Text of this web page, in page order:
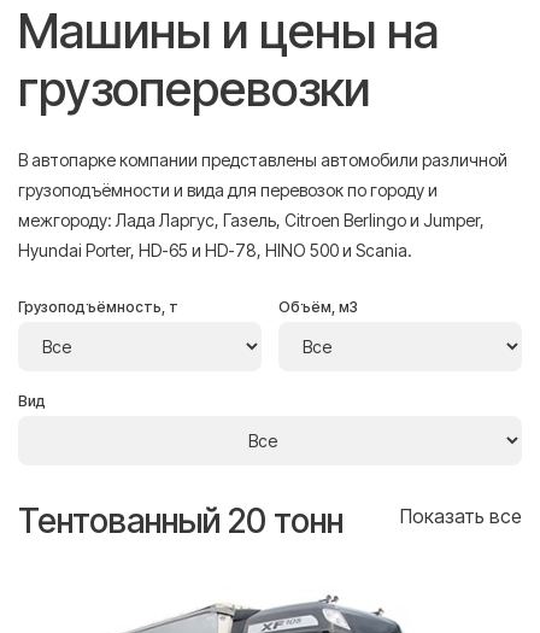
Машины и цены на
грузоперевозки
В автопарке компании представлены автомобили различной
грузоподъёмности и вида для перевозок по городу и
межгороду: Лада Ларгус, Газель, Citroen Berlingo и Jumper,
Hyundai Porter, HD-65 и HD-78, HINO 500 и Scania.
Грузоподъёмность, т Объём, м3
Вид
Тентованный 20 тонн Показать все